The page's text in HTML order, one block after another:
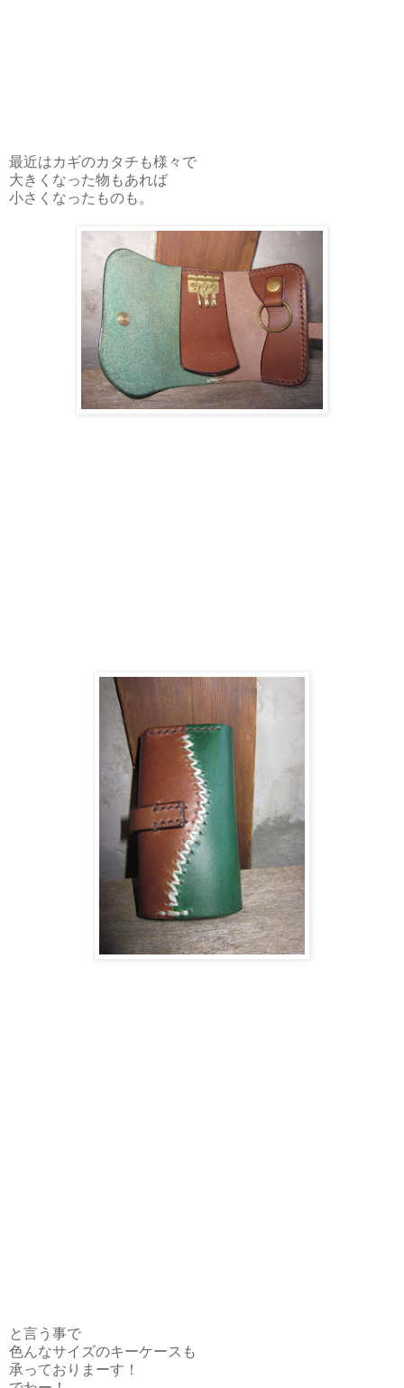
最近はカギのカタチも様々で
大きくなった物もあれば
小さくなったものも。
と言う事で
色んなサイズのキーケースも
承っておりまーす！